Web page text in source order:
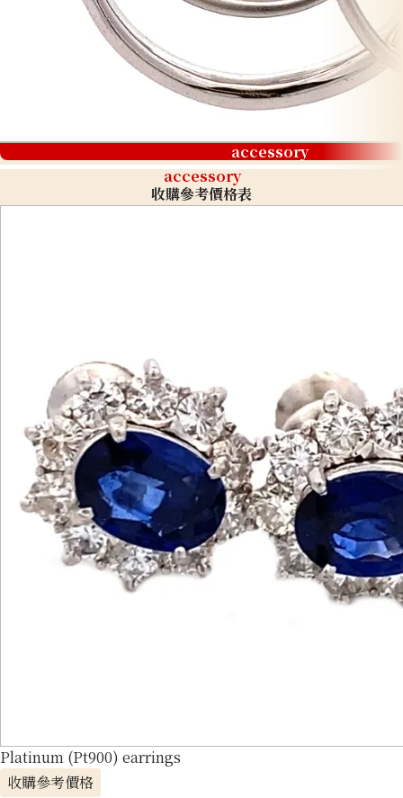
accessory
accessory
收購參考價格表
Platinum (Pt900) earrings
收購參考價格